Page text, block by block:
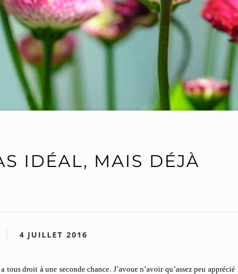
IDÉAL, MAIS DÉJÀ
4 JUILLET 2016
tous droit à une seconde chance. J’avoue n’avoir qu’assez peu apprécié